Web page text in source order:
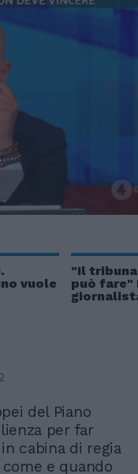
vuole
"Il
può fare"
del Piano
per far
cabina di regia
e quando